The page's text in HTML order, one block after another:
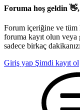
Foruma hoş geldin
Forum içeriğine ve
foruma kayıt olun
sadece birkaç
Giriş yap Şimdi kayıt ol